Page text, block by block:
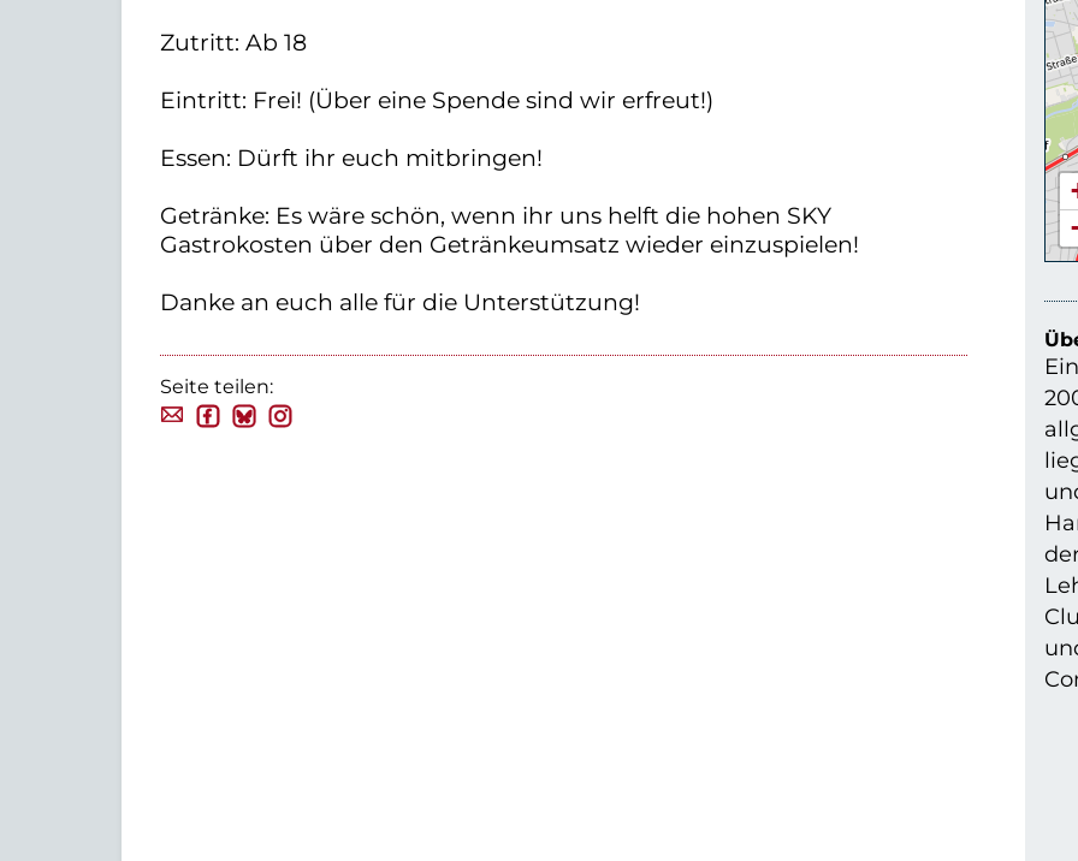
Zutritt: Ab 18
Eintritt: Frei! (Über eine Spende sind wir erfreut!)
Essen: Dürft ihr euch mitbringen!
Getränke: Es wäre schön, wenn ihr uns helft die hohen SKY
Gastrokosten über den Getränkeumsatz wieder einzuspielen!
Danke an euch alle für die Unterstützung!
Seite teilen: